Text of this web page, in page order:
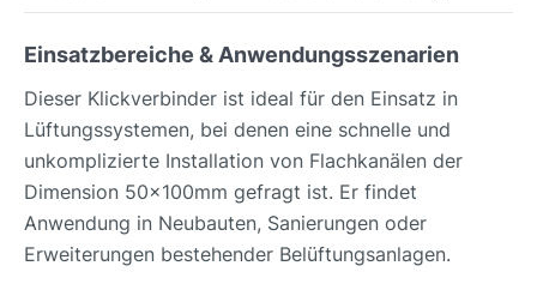
Einsatzbereiche & Anwendungsszenarien
Dieser Klickverbinder ist ideal für den Einsatz in
Lüftungssystemen, bei denen eine schnelle und
unkomplizierte Installation von Flachkanälen der
Dimension 50x100mm gefragt ist. Er findet
Anwendung in Neubauten, Sanierungen oder
Erweiterungen bestehender Belüftungsanlagen.